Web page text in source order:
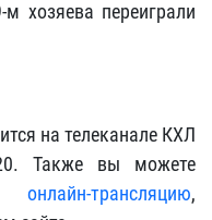
хозяева переиграли
на телеканале КХЛ
Также вы можете
трансляцию,